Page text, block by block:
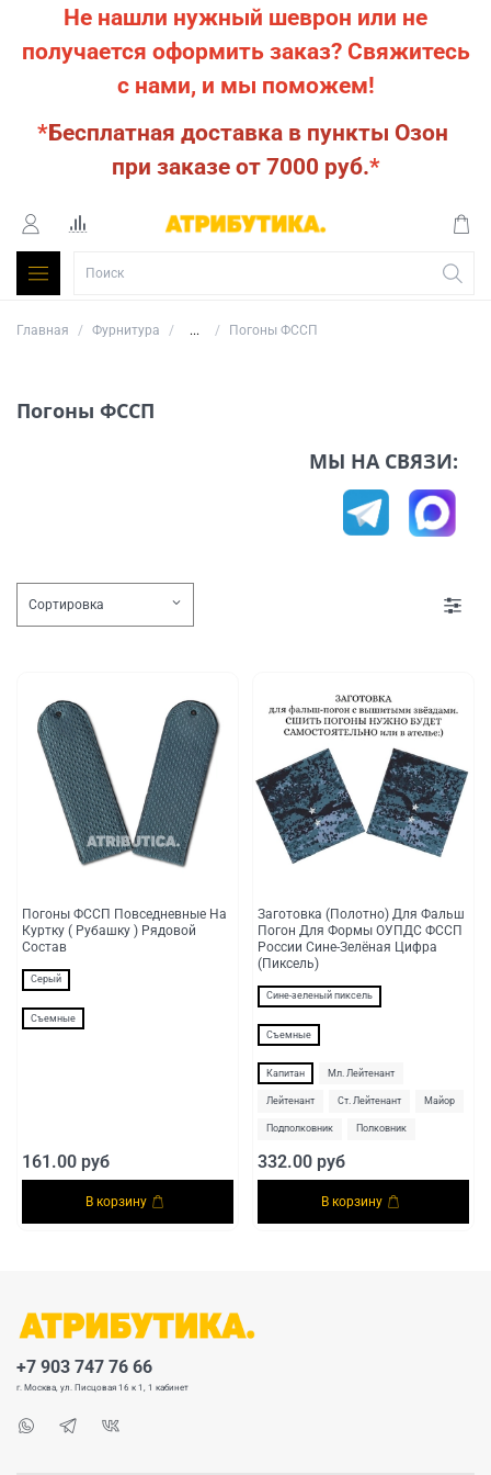
Не нашли нужный шеврон или не
получается оформить заказ? Свяжитесь
с нами, и мы поможем!
*Бесплатная доставка в пункты Озон
при заказе от 7000 руб.*
Главная Фурнитура ... Погоны ФССП
Погоны ФССП
МЫ НА СВЯЗИ:
Погоны ФССП Повседневные На
Куртку ( Рубашку ) Рядовой
Состав
Серый
Съемные
161.00 руб
В корзину
Заготовка (Полотно) Для Фальш
Погон Для Формы ОУПДС ФССП
России Сине-Зелёная Цифра
(Пиксель)
Сине-зеленый пиксель
Съемные
Капитан Мл. Лейтенант
Лейтенант Ст. Лейтенант Майор
Подполковник Полковник
332.00 руб
В корзину
+7 903 747 76 66
г. Москва, ул. Писцовая 16 к 1, 1 кабинет